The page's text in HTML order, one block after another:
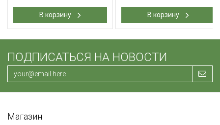
В корзину В корзину
ПОДПИСАТЬСЯ НА НОВОСТИ
Магазин